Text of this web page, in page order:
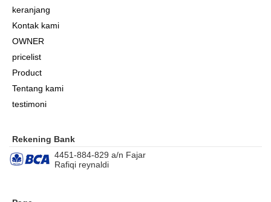
keranjang
Kontak kami
OWNER
pricelist
Product
Tentang kami
testimoni
Rekening Bank
4451-884-829 a/n Fajar
Rafiqi reynaldi